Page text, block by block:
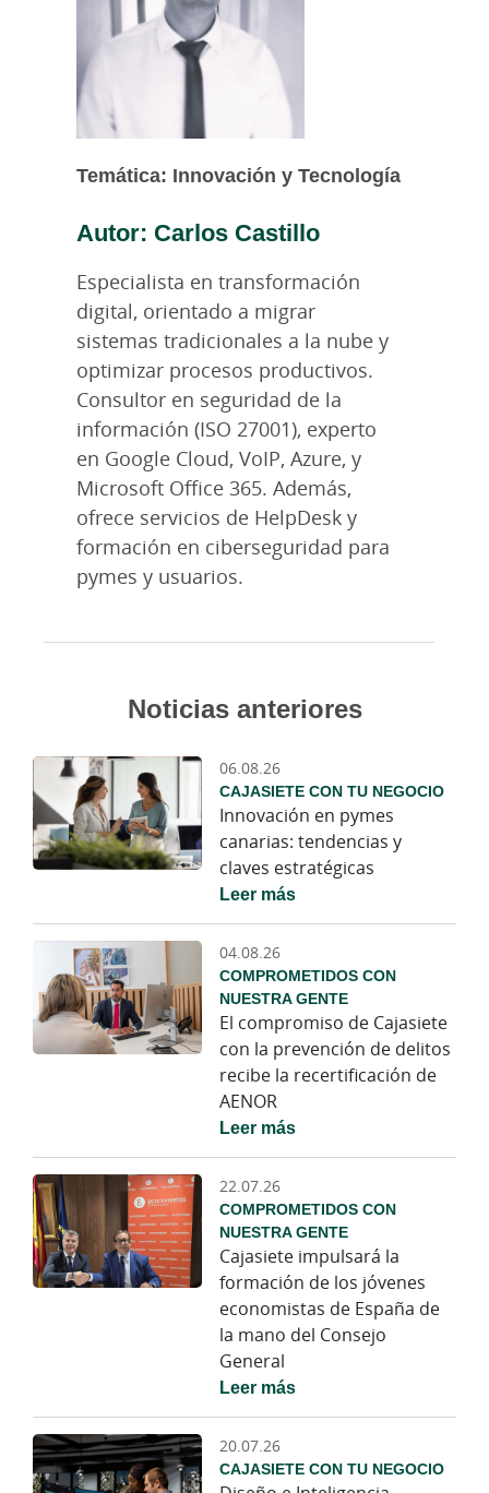
Temática: Innovación y Tecnología
Autor: Carlos Castillo
Especialista en transformación
digital, orientado a migrar
sistemas tradicionales a la nube y
optimizar procesos productivos.
Consultor en seguridad de la
información (ISO 27001), experto
en Google Cloud, VoIP, Azure, y
Microsoft Office 365. Además,
ofrece servicios de HelpDesk y
formación en ciberseguridad para
pymes y usuarios.
Noticias anteriores
06.08.26
CAJASIETE CON TU NEGOCIO
Innovación en pymes
canarias: tendencias y
claves estratégicas
Leer más
04.08.26
COMPROMETIDOS CON
NUESTRA GENTE
El compromiso de Cajasiete
con la prevención de delitos
recibe la recertificación de
AENOR
Leer más
22.07.26
COMPROMETIDOS CON
NUESTRA GENTE
Cajasiete impulsará la
formación de los jóvenes
economistas de España de
la mano del Consejo
General
Leer más
20.07.26
CAJASIETE CON TU NEGOCIO